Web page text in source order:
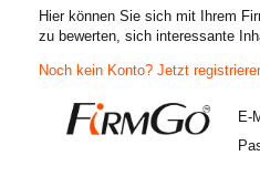
Hier können Sie sich mit Ihrem
zu bewerten, sich interessante
Noch kein Konto? Jetzt
E-